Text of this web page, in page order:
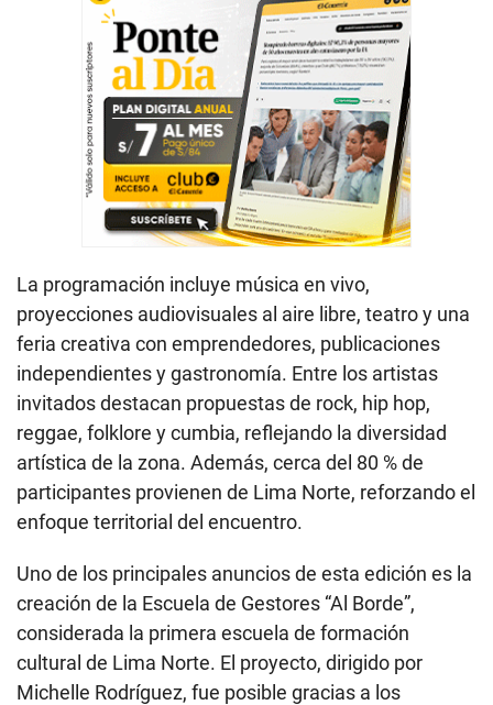
La programación incluye música en vivo,
proyecciones audiovisuales al aire libre, teatro y una
feria creativa con emprendedores, publicaciones
independientes y gastronomía. Entre los artistas
invitados destacan propuestas de rock, hip hop,
reggae, folklore y cumbia, reflejando la diversidad
artística de la zona. Además, cerca del 80 % de
participantes provienen de Lima Norte, reforzando el
enfoque territorial del encuentro.
Uno de los principales anuncios de esta edición es la
creación de la Escuela de Gestores “Al Borde”,
considerada la primera escuela de formación
cultural de Lima Norte. El proyecto, dirigido por
Michelle Rodríguez, fue posible gracias a los